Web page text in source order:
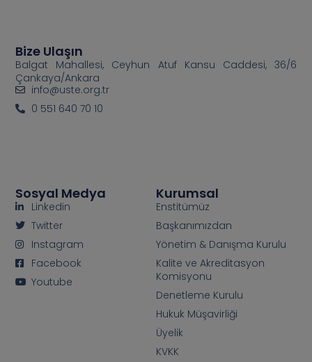
Kurumsal
Enstitümüz
Başkanımızdan
Yönetim & Danışma Kurulu
Kalite ve Akreditasyon
Komisyonu
Denetleme Kurulu
Hukuk Müşavirliği
Üyelik
KVKK
Sosyal Medya
Linkedin
Twitter
Instagram
Facebook
Youtube
Bize Ulaşın
Balgat Mahallesi, Ceyhun Atuf Kansu Caddesi, 36/6
Çankaya/Ankara
info@uste.org.tr
0 551 640 70 10